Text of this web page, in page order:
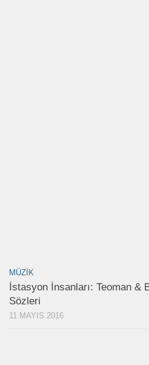
MÜZIK
İstasyon İnsanları: Teoman &
Sözleri
11 MAYIS 2016